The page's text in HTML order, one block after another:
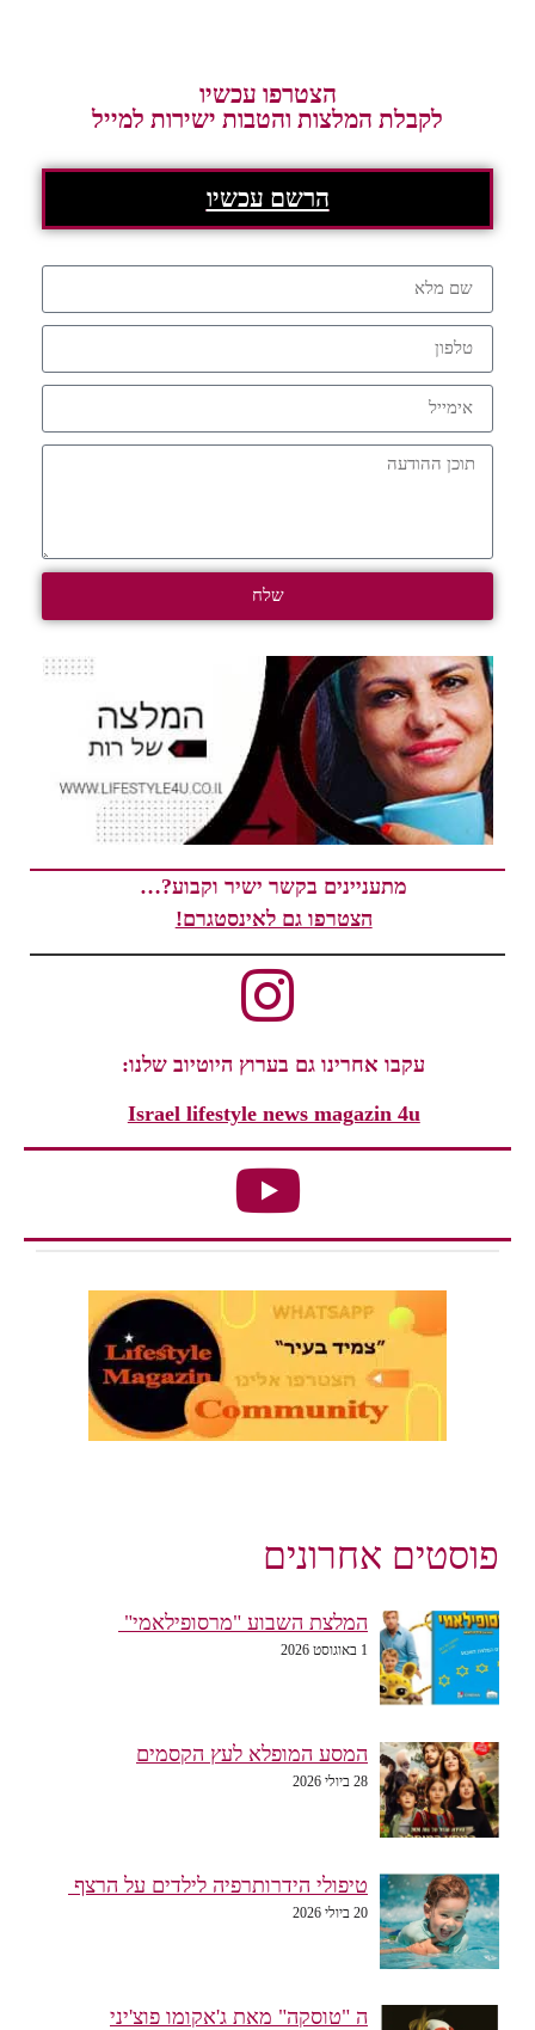
הצטרפו עכשיו
לקבלת המלצות והטבות ישירות למייל
הרשם עכשיו
שלח
מתעניינים בקשר ישיר וקבוע?…
הצטרפו גם לאינסטגרם!
עקבו אחרינו גם בערוץ היוטיוב שלנו:
Israel lifestyle news magazin 4u
פוסטים אחרונים
המלצת השבוע "מרסופילאמי"
1 באוגוסט 2026
המסע המופלא לעץ הקסמים
28 ביולי 2026
טיפולי הידרותרפיה לילדים על הרצף
20 ביולי 2026
ה "טוסקה" מאת ג'אקומו פוצ'יני